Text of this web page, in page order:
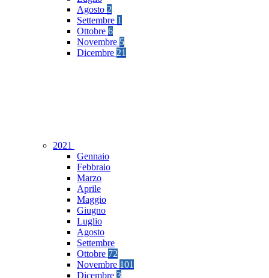
Agosto 2
Settembre 1
Ottobre 6
Novembre 5
Dicembre 21
2021
Gennaio
Febbraio
Marzo
Aprile
Maggio
Giugno
Luglio
Agosto
Settembre
Ottobre 72
Novembre 101
Dicembre 3